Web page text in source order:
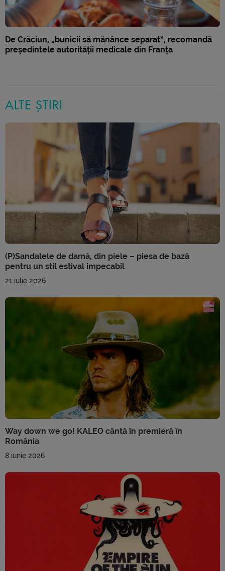
De Crăciun, „bunicii să mănânce separat”, recomandă
președintele autorității medicale din Franța
ALTE ȘTIRI
(P)Sandalele de damă, din piele – piesa de bază
pentru un stil estival impecabil
21 iulie 2026
Way down we go! KALEO cântă în premieră în
România
8 iunie 2026